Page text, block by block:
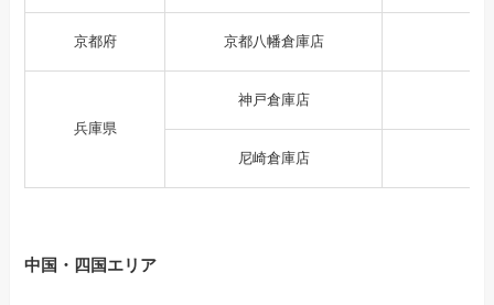
京都府 京都八幡倉庫店
兵庫県
神戸倉庫店
尼崎倉庫店
中国・四国エリア